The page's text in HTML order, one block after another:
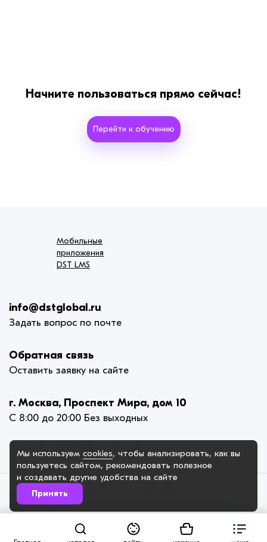
Начните пользоваться прямо сейчас!
Перейти к обучению
Мобильные
приложения
DST LMS
info@dstglobal.ru
Задать вопрос по почте
Обратная связь
Оставить заявку на сайте
г. Москва, Проспект Мира, дом 10
С 8:00 до 20:00 Без выходных
© 2005-2025. ИП Карлова-Ильина Елена Викторовна,
официальный сайт. Сайт demo7.dstglobal.ru использует куки-
файлы и другие технологии, чтобы помочь вам в навигации, а
также предоставить лучший пользовательский опыт,
анализировать использование наших продуктов и услуг,
Мы используем cookies, чтобы анализировать, как вы
пользуетесь сайтом, рекомендовать полезное
и создавать другие удобства на сайте
Принять